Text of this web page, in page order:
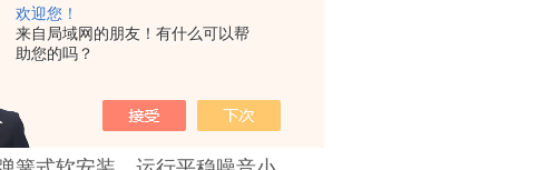
欢迎您！
来自局域网的朋友！有什么可以帮
助您的吗？
均可
刀高压清洗功。
力可以通过更换砝码改变）
单位，秒，分钟，小时可切换）。
装在顶部，远离水源，水电分离